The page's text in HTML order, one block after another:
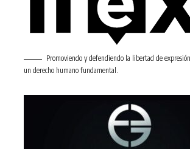
Promoviendo y defendiendo la libertad de
un derecho humano fundamental.